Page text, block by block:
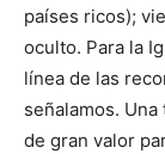
países ricos);
oculto. Para la
línea de las
señalamos.
de gran valor